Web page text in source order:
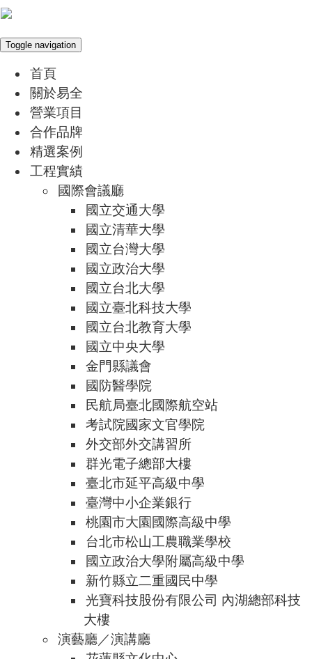
Toggle navigation
首頁
關於易全
營業項目
合作品牌
精選案例
工程實績
國際會議廳
國立交通大學
國立清華大學
國立台灣大學
國立政治大學
國立台北大學
國立臺北科技大學
國立台北教育大學
國立中央大學
金門縣議會
國防醫學院
民航局臺北國際航空站
考試院國家文官學院
外交部外交講習所
群光電子總部大樓
臺北市延平高級中學
臺灣中小企業銀行
桃園市大園國際高級中學
台北市松山工農職業學校
國立政治大學附屬高級中學
新竹縣立二重國民中學
光寶科技股份有限公司 內湖總部科技
大樓
演藝廳／演講廳